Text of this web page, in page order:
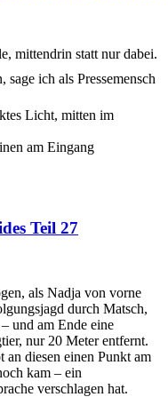
mittendrin statt nur dabei.
ich als Pressemensch
Licht, mitten im
am Eingang
Teil 27
als Nadja von vorne
durch Matsch,
und am Ende eine
nur 20 Meter entfernt.
diesen einen Punkt am
kam – ein
verschlagen hat.